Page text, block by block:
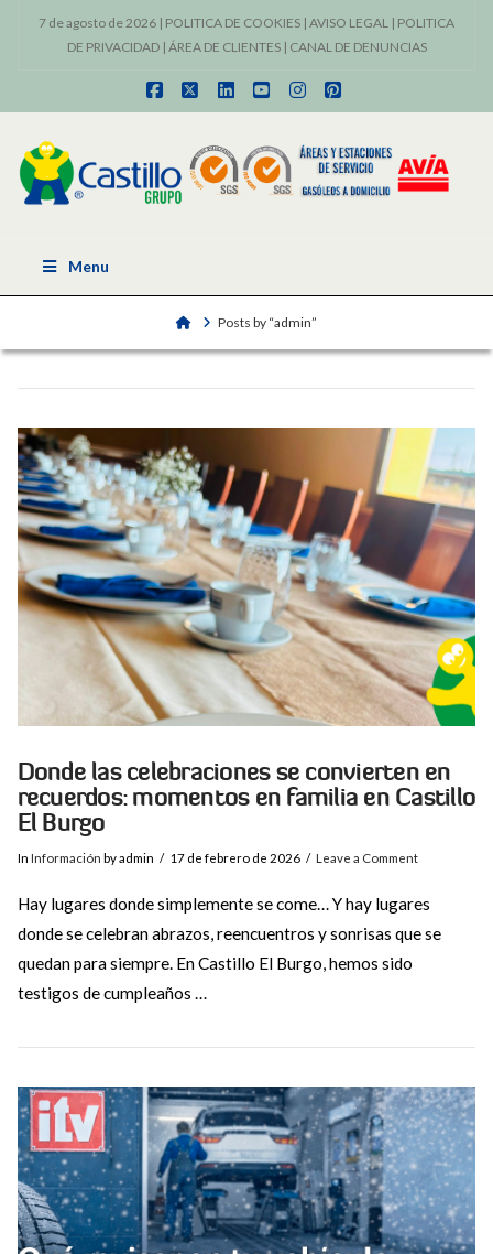
7 de agosto de 2026 | POLITICA DE COOKIES | AVISO LEGAL | POLITICA
DE PRIVACIDAD| ÁREA DE CLIENTES| CANAL DE DENUNCIAS
Facebook
X LinkedInYouTubeInstagram
Pinterest
Menu
HomePosts by “admin”
VIEW POST
Donde las celebraciones se convierten en
recuerdos: momentos en familia en Castillo
El Burgo
In Información by admin 17 de febrero de 2026 Leave a Comment
Hay lugares donde simplemente se come… Y hay lugares
donde se celebran abrazos, reencuentros y sonrisas que se
quedan para siempre. En Castillo El Burgo, hemos sido
testigos de cumpleaños …